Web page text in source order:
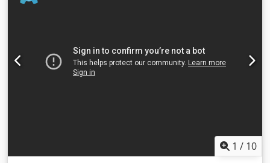
Batterij 24V 5PzB 500Ah met vulsysteem, 220V
garantie machine 3 maanden, in Nederland garantie
batterij 1 jaar.
1 / 10